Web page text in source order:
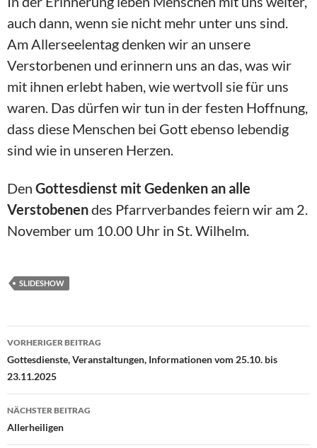
auch dann, wenn sie nicht mehr unter uns sind.
Am Allerseelentag denken wir an unsere
Verstorbenen und erinnern uns an das, was wir
mit ihnen erlebt haben, wie wertvoll sie für uns
waren. Das dürfen wir tun in der festen Hoffnung,
dass diese Menschen bei Gott ebenso lebendig
sind wie in unseren Herzen.
Den Gottesdienst mit Gedenken an alle
Verstobenendes Pfarrverbandes feiern wir am 2.
November um 10.00 Uhr in St. Wilhelm.
SLIDESHOW
Beitragsnavigation
VORHERIGER BEITRAG
Gottesdienste, Veranstaltungen, Informationen vom 25.10. bis
23.11.2025
NÄCHSTER BEITRAG
Allerheiligen